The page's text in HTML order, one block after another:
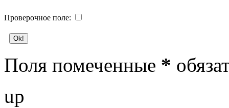
Проверочное поле:
Поля помеченные *
up